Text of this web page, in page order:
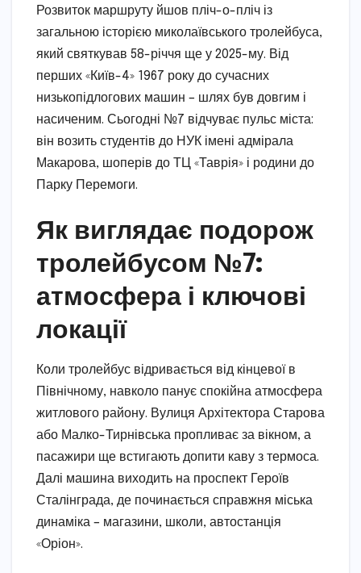
Розвиток маршруту йшов пліч-о-пліч із
загальною історією миколаївського тролейбуса,
який святкував 58-річчя ще у 2025-му. Від
перших «Київ-4» 1967 року до сучасних
низькопідлогових машин – шлях був довгим і
насиченим. Сьогодні №7 відчуває пульс міста:
він возить студентів до НУК імені адмірала
Макарова, шоперів до ТЦ «Таврія» і родини до
Парку Перемоги.
Як виглядає подорож
тролейбусом №7:
атмосфера і ключові
локації
Коли тролейбус відривається від кінцевої в
Північному, навколо панує спокійна атмосфера
житлового району. Вулиця Архітектора Старова
або Малко-Тирнівська пропливає за вікном, а
пасажири ще встигають допити каву з термоса.
Далі машина виходить на проспект Героїв
Сталінграда, де починається справжня міська
динаміка – магазини, школи, автостанція
«Оріон».